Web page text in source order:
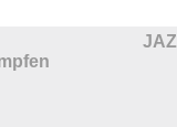
JAZ